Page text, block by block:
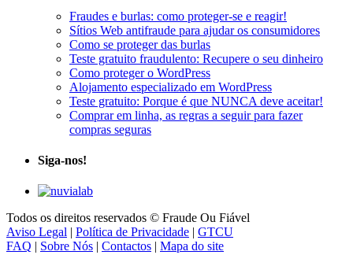
Fraudes e burlas: como proteger-se e reagir!
Sítios Web antifraude para ajudar os consumidores
Como se proteger das burlas
Teste gratuito fraudulento: Recupere o seu dinheiro
Como proteger o WordPress
Alojamento especializado em WordPress
Teste gratuito: Porque é que NUNCA deve aceitar!
Comprar em linha, as regras a seguir para fazer
compras seguras
Siga-nos!
Todos os direitos reservados © Fraude Ou Fiável
Aviso Legal | Política de Privacidade | GTCU
FAQ | Sobre Nós | Contactos | Mapa do site